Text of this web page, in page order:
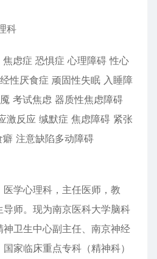
科
虑症 恐惧症 心理障碍 性心
性厌食症 顽固性失眠 入睡障
考试焦虑 器质性焦虑障碍
激反应 缄默症 焦虑障碍 紧张
注意缺陷多动障碍
学心理科，主任医师，教
师。现为南京医科大学脑科
卫生中心副主任、南京神经
家临床重点专科（精神科）